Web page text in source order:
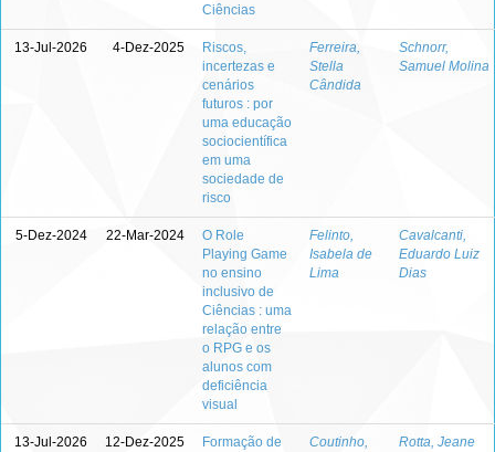
Ciências
13-Jul-2026 4-Dez-2025
Riscos,
incertezas e
cenários
futuros : por
uma educação
sociocientífica
em uma
sociedade de
risco
Ferreira,
Stella
Cândida
Schnorr,
Samuel Molina
5-Dez-2024 22-Mar-2024
O Role
Playing Game
no ensino
inclusivo de
Ciências : uma
relação entre
o RPG e os
alunos com
deficiência
visual
Felinto,
Isabela de
Lima
Cavalcanti,
Eduardo Luiz
Dias
13-Jul-2026 12-Dez-2025
Formação de
Coutinho,
Rotta, Jeane